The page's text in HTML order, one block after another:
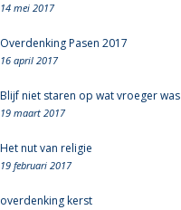
14 mei 2017
Overdenking Pasen 2017
16 april 2017
Blijf niet staren op wat vroeger was
19 maart 2017
Het nut van religie
19 februari 2017
overdenking kerst